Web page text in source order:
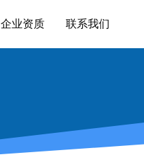
企业资质 联系我们